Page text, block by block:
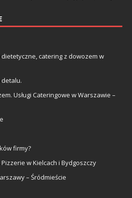
dietetyczne, catering z dowozem w
Usługi Cateringowe w Warszawie –
firmy?
w Kielcach i Bydgoszczy
– Śródmieście